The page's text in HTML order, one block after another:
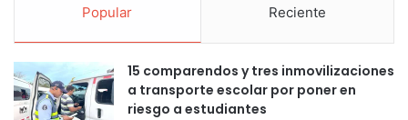
Popular Reciente
15 comparendos y tres inmovilizaciones
a transporte escolar por poner en
riesgo a estudiantes